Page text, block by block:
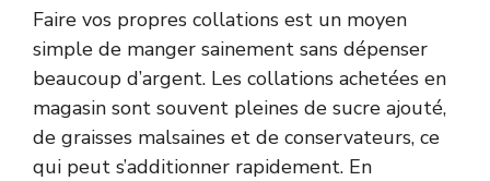
Faire vos propres collations est un moyen
simple de manger sainement sans dépenser
beaucoup d’argent. Les collations achetées en
magasin sont souvent pleines de sucre ajouté,
de graisses malsaines et de conservateurs, ce
qui peut s’additionner rapidement. En